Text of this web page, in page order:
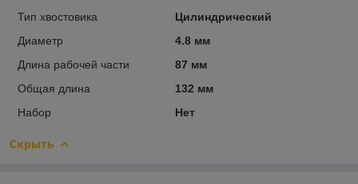
Тип хвостовика
Цилиндрический
Диаметр
4.8 мм
Длина рабочей части
87 мм
Общая длина
132 мм
Набор
Нет
Скрыть